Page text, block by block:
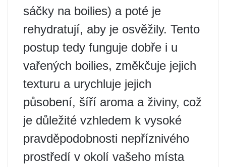
sáčky na boilies) a poté je
rehydratují, aby je osvěžily. Tento
postup tedy funguje dobře i u
vařených boilies, změkčuje jejich
texturu a urychluje jejich
působení, šíří aroma a živiny, což
je důležité vzhledem k vysoké
pravděpodobnosti nepříznivého
prostředí v okolí vašeho místa